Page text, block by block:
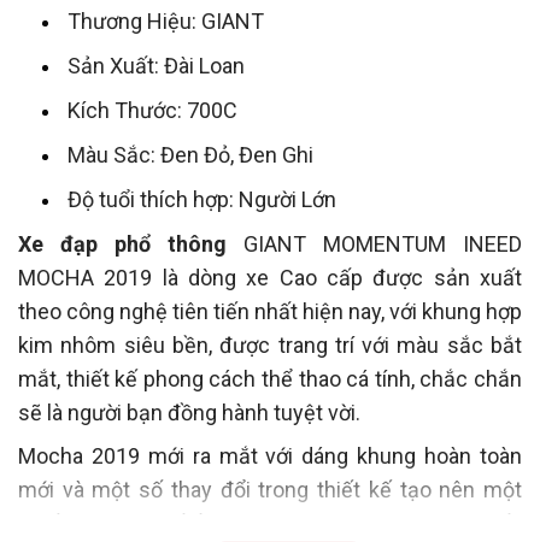
Thương Hiệu: GIANT
Sản Xuất: Đài Loan
Kích Thước: 700C
Màu Sắc: Đen Đỏ, Đen Ghi
Độ tuổi thích hợp: Người Lớn
Xe đạp phổ thông GIANT MOMENTUM INEED
MOCHA 2019 là dòng xe Cao cấp được sản xuất
theo công nghệ tiên tiến nhất hiện nay, với khung hợp
kim nhôm siêu bền, được trang trí với màu sắc bắt
mắt, thiết kế phong cách thể thao cá tính, chắc chắn
sẽ là người bạn đồng hành tuyệt vời.
Mocha 2019 mới ra mắt với dáng khung hoàn toàn
mới và một số thay đổi trong thiết kế tạo nên một
chiếc xe đạp phố ấn tượng và hiệu năng vô cùng tốt.